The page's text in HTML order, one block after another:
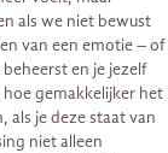
als we niet bewust
van een emotie – of
en je jezelf
gemakkelijker het
als je deze staat van
niet alleen